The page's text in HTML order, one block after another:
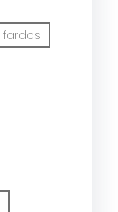
fardos